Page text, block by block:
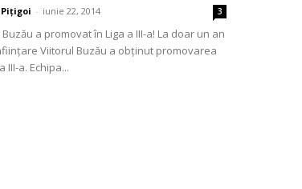
- iunie 22, 2014 3
a promovat în Liga a III-a! La doar un an
Viitorul Buzău a obţinut promovarea
III-a. Echipa...